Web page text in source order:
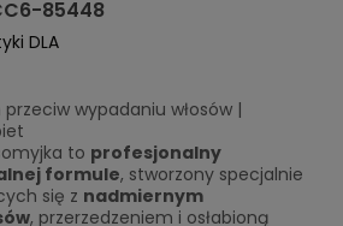
85448
DLA
wypadaniu włosów |
to profesjonalny
formule, stworzony specjalnie
się z nadmiernym
, przerzedzeniem i osłabioną